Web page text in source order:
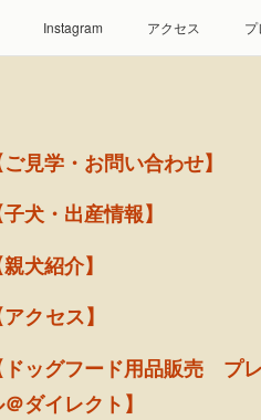
Instagram アクセス
見学・お問い合わせ】
犬・出産情報】
犬紹介】
クセス】
ドッグフード用品販売 プ
ダイレクト】